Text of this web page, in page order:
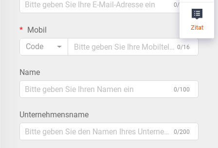
0/100
Mobil
Code
0/16
Name
0/100
Unternehmensname
0/200
Zitat